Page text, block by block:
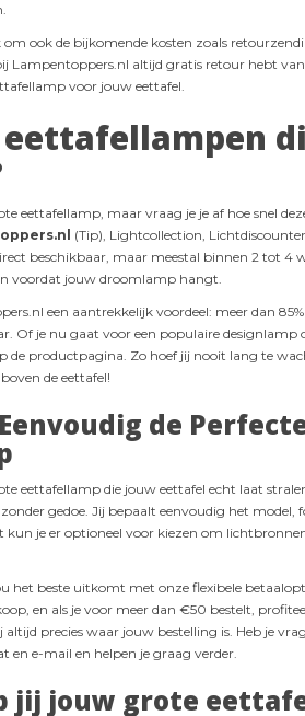
ook de bijkomende kosten zoals
Lampentoppers.nl altijd gratis retour hebt
voor jouw eettafel.
eettafellamp, maar vraag je je af hoe snel
(Tip), Lightcollection,
beschikbaar, maar meestal binnen 2 tot 4
voordat jouw droomlamp hangt.
een aantrekkelijk voordeel: meer dan
Of je nu gaat voor een populaire designlamp
de productpagina. Zo hoef jij nooit lang te
de eettafel!
de
eettafellamp die jouw eettafel echt laat
gedoe. Jij bepaalt eenvoudig het
kun je er optioneel voor kiezen om
het beste uitkomt met onze flexibele
en als je voor meer dan €50 bestelt,
altijd precies waar jouw bestelling is. Heb je
en e-mail en helpen je graag verder.
jij jouw grote